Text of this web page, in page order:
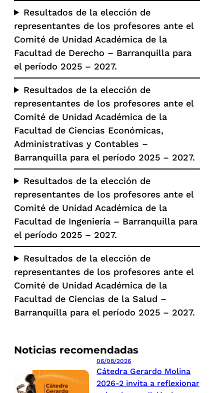
Noticias recomendadas
06/08/2026
Cátedra Gerardo Molina
2026-2 invita a reflexionar
Resultados de la elección de
representantes de los profesores ante el
Comité de Unidad Académica de la
Facultad de Derecho – Barranquilla para
el período 2025 – 2027.
Resultados de la elección de
representantes de los profesores ante el
Comité de Unidad Académica de la
Facultad de Ciencias Económicas,
Administrativas y Contables –
Barranquilla para el período 2025 – 2027.
Resultados de la elección de
representantes de los profesores ante el
Comité de Unidad Académica de la
Facultad de Ingeniería – Barranquilla para
el período 2025 – 2027.
Resultados de la elección de
representantes de los profesores ante el
Comité de Unidad Académica de la
Facultad de Ciencias de la Salud –
Barranquilla para el período 2025 – 2027.